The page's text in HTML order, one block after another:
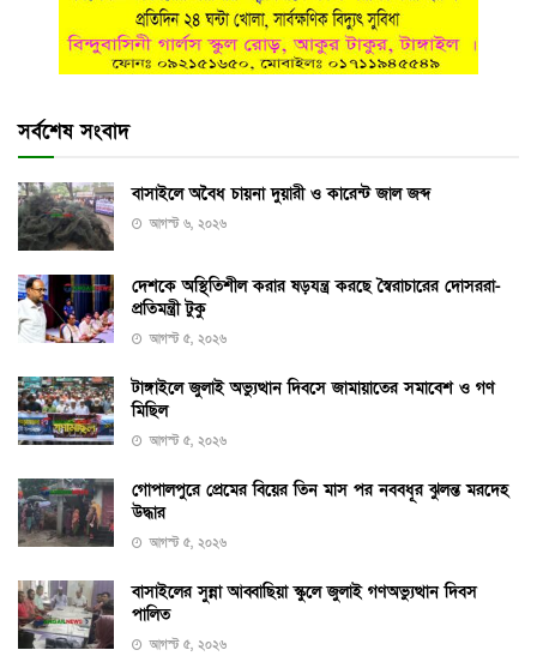
সর্বশেষ সংবাদ
বাসাইলে অবৈধ চায়না দুয়ারী ও কারেন্ট জাল জব্দ
আগস্ট ৬, ২০২৬
দেশকে অস্থিতিশীল করার ষড়যন্ত্র করছে স্বৈরাচারের দোসররা-
প্রতিমন্ত্রী টুকু
আগস্ট ৫, ২০২৬
টাঙ্গাইলে জুলাই অভ্যুত্থান দিবসে জামায়াতের সমাবেশ ও গণ
মিছিল
আগস্ট ৫, ২০২৬
গোপালপুরে প্রেমের বিয়ের তিন মাস পর নববধূর ঝুলন্ত মরদেহ
উদ্ধার
আগস্ট ৫, ২০২৬
বাসাইলের সুন্না আব্বাছিয়া স্কুলে জুলাই গণঅভ্যুত্থান দিবস
পালিত
আগস্ট ৫, ২০২৬